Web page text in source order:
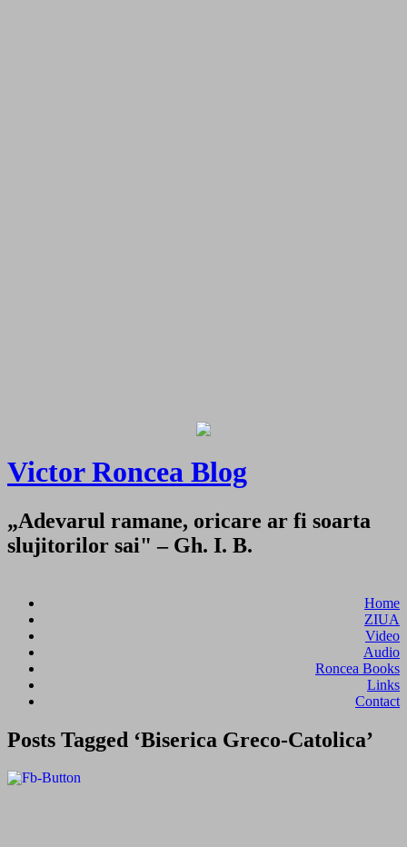
Victor Roncea Blog
„Adevarul ramane, oricare ar fi soarta
slujitorilor sai" – Gh. I. B.
Home
ZIUA
Video
Audio
Roncea Books
Links
Contact
Posts Tagged ‘Biserica Greco-Catolica’